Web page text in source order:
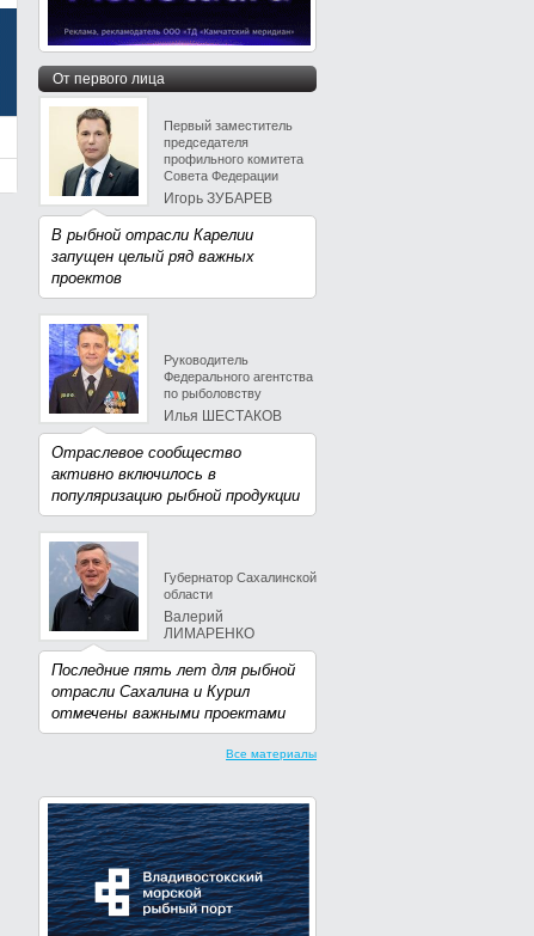
От первого лица
Первый заместитель
председателя
профильного комитета
Совета Федерации
Игорь ЗУБАРЕВ
В рыбной отрасли Карелии
запущен целый ряд важных
проектов
Руководитель
Федерального агентства
по рыболовству
Илья ШЕСТАКОВ
Отраслевое сообщество
активно включилось в
популяризацию рыбной продукции
Губернатор Сахалинской
области
Валерий
ЛИМАРЕНКО
Последние пять лет для рыбной
отрасли Сахалина и Курил
отмечены важными проектами
Все материалы